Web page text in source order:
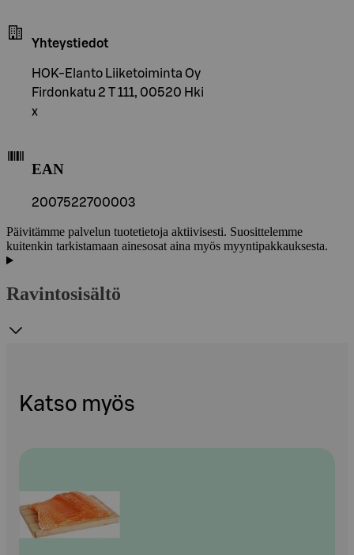
Yhteystiedot
HOK-Elanto Liiketoiminta Oy
Firdonkatu 2 T 111, 00520 Hki
x
EAN
2007522700003
Päivitämme palvelun tuotetietoja aktiivisesti. Suosittelemme
kuitenkin tarkistamaan ainesosat aina myös myyntipakkauksesta.
Ravintosisältö
Katso myös